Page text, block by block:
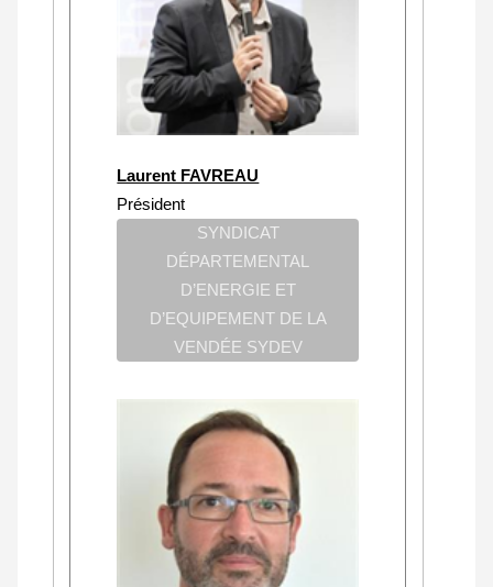
Laurent FAVREAU
Président
SYNDICAT
DÉPARTEMENTAL
D’ENERGIE ET
D’EQUIPEMENT DE LA
VENDÉE SYDEV